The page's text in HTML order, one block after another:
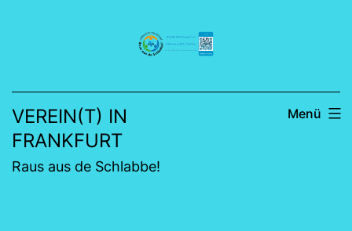
VEREIN(T) IN
FRANKFURT
Raus aus de Schlabbe!
Menü